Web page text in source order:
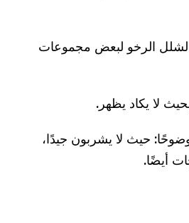
الرخو لبعض مجموعات
لا يكاد يظهر.
حيث لا يشربون جيدًا،
أيضًا.